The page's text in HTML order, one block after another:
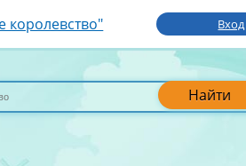
королевство" Вход
Найти